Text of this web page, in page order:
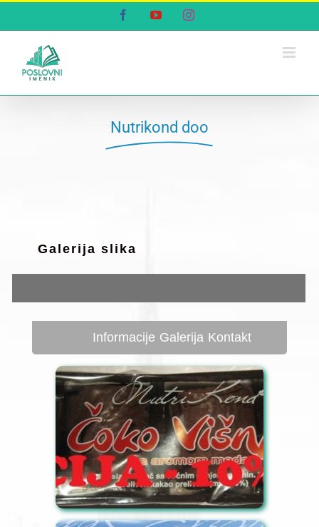
FacebookYouTubeInstagram
Nutrikond doo
Galerija slika
Informacije Galerija Kontakt